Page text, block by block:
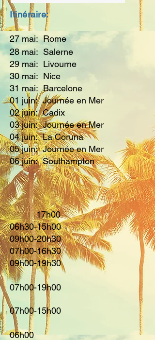
Itinéraire:
27 mai: Rome
28 mai: Salerne
29 mai: Livourne
30 mai: Nice
31 mai: Barcelone
01 juin: Journée en Mer
02 juin: Cadix
03 juin: Journée en Mer
04 juin: La Coruna
05 juin: Journée en Mer
06 juin: Southampton
17h00
06h30-15h00
09h00-20h30
07h00-16h30
09h00-19h30
07h00-19h00
07h00-15h00
06h00